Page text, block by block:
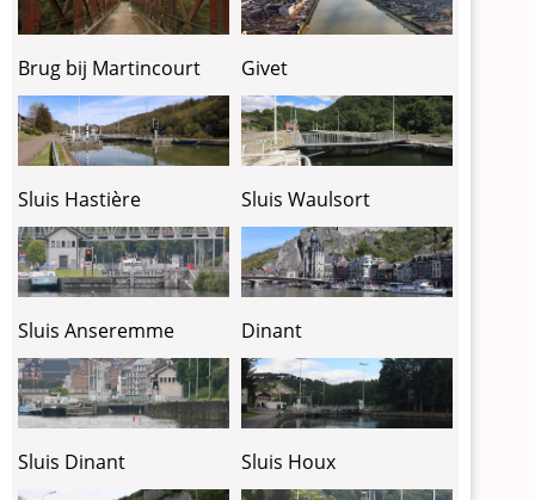
Brug bij Martincourt Givet
Sluis Hastière Sluis Waulsort
Sluis Anseremme Dinant
Sluis Dinant Sluis Houx